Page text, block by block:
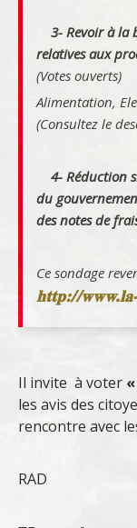
3- Revoir à la
relatives aux
(Votes ouverts)
Alimentation,
(Consultez le
4- Réduction
du
des notes de
Ce sondage
http://
Il invite à voter
les avis des
rencontre avec
RAD